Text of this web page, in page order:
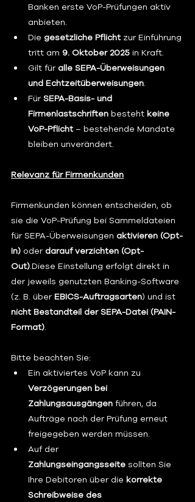
Banken erste VoP-Prüfungen aktiv
anbieten.
Die gesetzliche Pflicht zur Einführung
tritt am 9. Oktober 2025 in Kraft.
Gilt für alle SEPA-Überweisungen
und Echtzeitüberweisungen.
Für SEPA-Basis- und
Firmenlastschriften besteht keine
VoP-Pflicht – bestehende Mandate
bleiben unverändert.
Relevanz für Firmenkunden
Firmenkunden können entscheiden, ob
sie die VoP-Prüfung bei Sammeldateien
für SEPA-Überweisungen aktivieren (Opt-
In) oder darauf verzichten (Opt-
Out).Diese Einstellung erfolgt direkt in
der jeweils genutzten Banking-Software
(z. B. über EBICS-Auftragsarten) und ist
nicht Bestandteil der SEPA-Datei (PAIN-
Format).
Bitte beachten Sie:
Ein aktiviertes VoP kann zu
Verzögerungen bei
Zahlungsausgängen führen, da
Aufträge nach der Prüfung erneut
freigegeben werden müssen.
Auf der
Zahlungseingangsseite sollten Sie
Ihre Debitoren über die korrekte
Schreibweise des